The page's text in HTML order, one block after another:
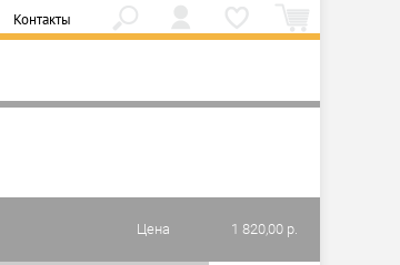
Контакты
Цена 1 820,00 р.